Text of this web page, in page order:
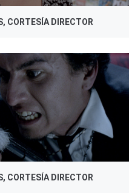
CORTESÍA DIRECTOR
CORTESÍA DIRECTOR